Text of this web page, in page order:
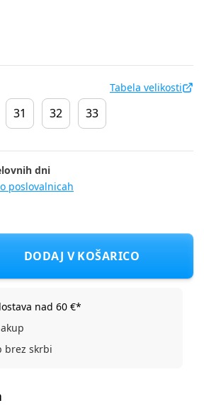
Tabela velikosti
31 32 33
dni
poslovalnicah
Rio Junior barefoot D dusty pink 28
DODAJ V KOŠARICO
nad 60 €*
brez skrbi